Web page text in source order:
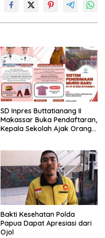
SD Inpres Buttatianang II
Makassar Buka Pendaftaran,
Kepala Sekolah Ajak Orang
Bakti Kesehatan Polda
Papua Dapat Apresiasi dari
Ojol